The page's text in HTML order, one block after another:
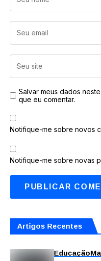
Salvar meus dados
que eu comentar.
Notifique-me sobre novos
Notifique-me sobre novas
Artigos Recentes
Educação